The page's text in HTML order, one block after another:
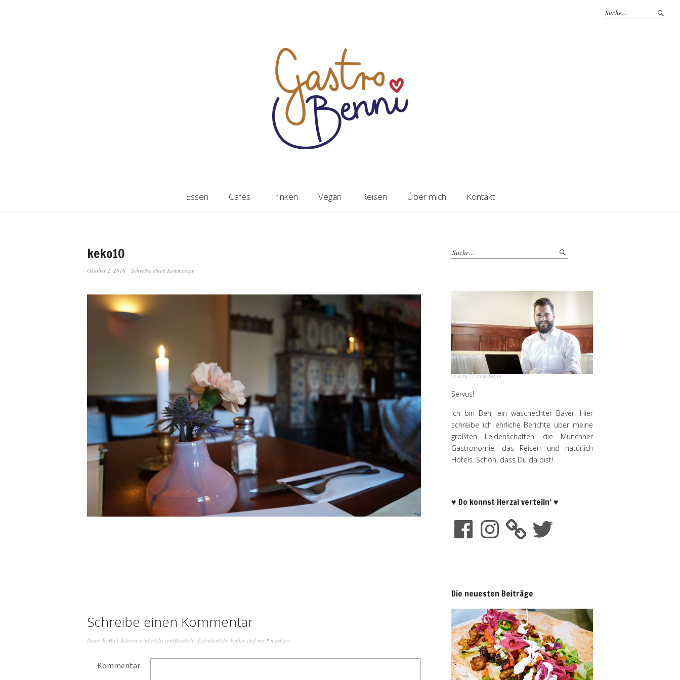
Essen Cafés Trinken Vegan Reisen Über mich Kontakt
keko10
Oktober 2, 2016 Schreibe einen Kommentar
Schreibe einen Kommentar
Deine E-Mail-Adresse wird nicht veröffentlicht. Erforderliche Felder sind mit * markiert
Kommentar
Foto by Thomas Fedra
Servus!
Ich bin Ben, ein waschechter Bayer. Hier
schreibe ich ehrliche Berichte über meine
größten Leidenschaften: die Münchner
Gastronomie, das Reisen und natürlich
Hotels. Schön, dass Du da bist!
♥ Do konnst Herzal verteiln‘ ♥
Die neuesten Beiträge